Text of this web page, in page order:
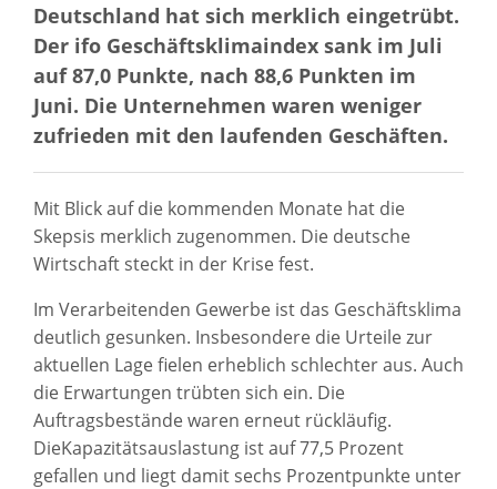
Deutschland hat sich merklich eingetrübt.
Der ifo Geschäftsklimaindex sank im Juli
auf 87,0 Punkte, nach 88,6 Punkten im
Juni. Die Unternehmen waren weniger
zufrieden mit den laufenden Geschäften.
Mit Blick auf die kommenden Monate hat die
Skepsis merklich zugenommen. Die deutsche
Wirtschaft steckt in der Krise fest.
Im Verarbeitenden Gewerbe ist das Geschäftsklima
deutlich gesunken. Insbesondere die Urteile zur
aktuellen Lage fielen erheblich schlechter aus. Auch
die Erwartungen trübten sich ein. Die
Auftragsbestände waren erneut rückläufig.
DieKapazitätsauslastung ist auf 77,5 Prozent
gefallen und liegt damit sechs Prozentpunkte unter